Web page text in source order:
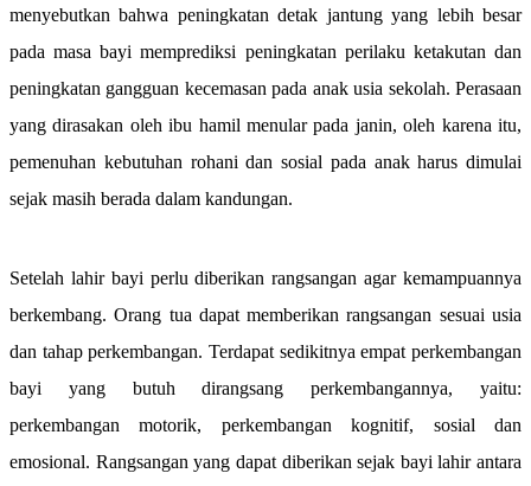
menyebutkan bahwa peningkatan detak jantung yang lebih besar
pada masa bayi memprediksi peningkatan perilaku ketakutan dan
peningkatan gangguan kecemasan pada anak usia sekolah. Perasaan
yang dirasakan oleh ibu hamil menular pada janin, oleh karena itu,
pemenuhan kebutuhan rohani dan sosial pada anak harus dimulai
sejak masih berada dalam kandungan.
Setelah lahir bayi perlu diberikan rangsangan agar kemampuannya
berkembang. Orang tua dapat memberikan rangsangan sesuai usia
dan tahap perkembangan. Terdapat sedikitnya empat perkembangan
bayi yang butuh dirangsang perkembangannya, yaitu:
perkembangan motorik, perkembangan kognitif, sosial dan
emosional. Rangsangan yang dapat diberikan sejak bayi lahir antara